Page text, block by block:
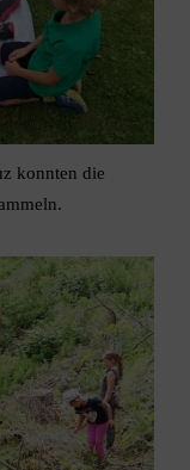
konnten die